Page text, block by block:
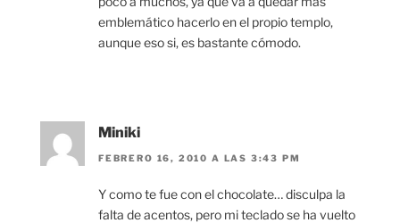
emblemático hacerlo en el propio templo,
aunque eso si, es bastante cómodo.
Miniki
FEBRERO 16, 2010 A LAS 3:43 PM
Y como te fue con el chocolate… disculpa la
falta de acentos, pero mi teclado se ha vuelto